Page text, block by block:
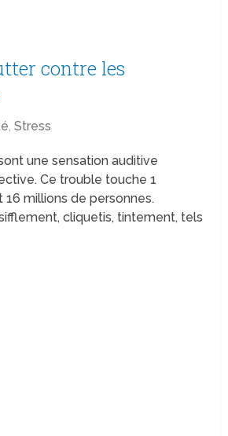
contre les
,Stress
une sensation auditive
Ce trouble touche 1
16 millions de personnes.
cliquetis, tintement, tels